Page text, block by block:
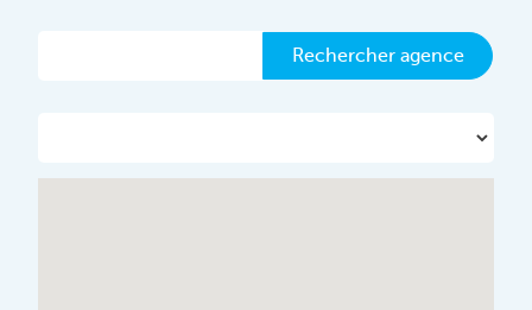
Rechercher agence